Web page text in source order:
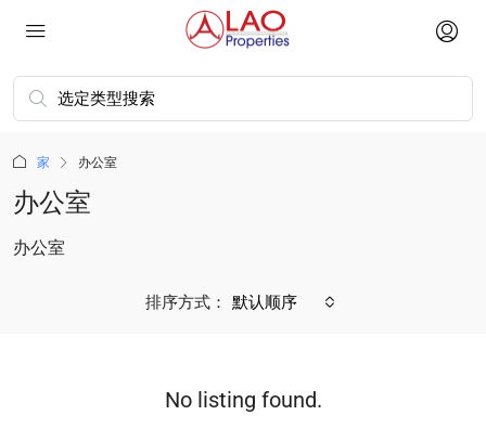
家 办公室
办公室
办公室
排序方式： 默认顺序
No listing found.